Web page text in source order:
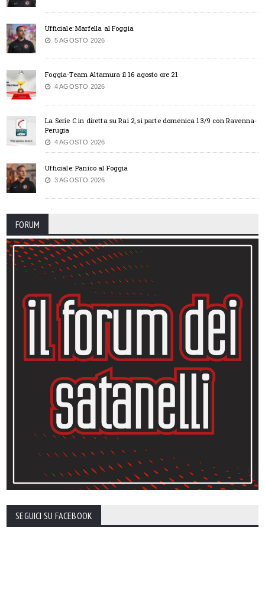
Ufficiale: Marfella al Foggia
5 AGOSTO 2026
Foggia-Team Altamura il 16 agosto ore 21
4 AGOSTO 2026
La Serie C in diretta su Rai 2, si parte domenica 13/9 con Ravenna-
Perugia
4 AGOSTO 2026
Ufficiale: Panico al Foggia
3 AGOSTO 2026
FORUM
SEGUICI SU FACEBOOK